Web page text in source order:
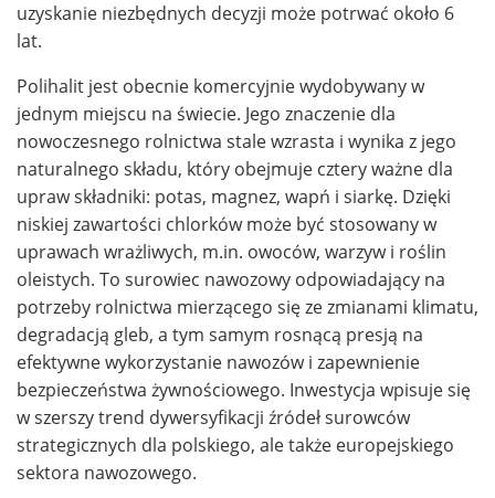
uzyskanie niezbędnych decyzji może potrwać około 6
lat.
Polihalit jest obecnie komercyjnie wydobywany w
jednym miejscu na świecie. Jego znaczenie dla
nowoczesnego rolnictwa stale wzrasta i wynika z jego
naturalnego składu, który obejmuje cztery ważne dla
upraw składniki: potas, magnez, wapń i siarkę. Dzięki
niskiej zawartości chlorków może być stosowany w
uprawach wrażliwych, m.in. owoców, warzyw i roślin
oleistych. To surowiec nawozowy odpowiadający na
potrzeby rolnictwa mierzącego się ze zmianami klimatu,
degradacją gleb, a tym samym rosnącą presją na
efektywne wykorzystanie nawozów i zapewnienie
bezpieczeństwa żywnościowego. Inwestycja wpisuje się
w szerszy trend dywersyfikacji źródeł surowców
strategicznych dla polskiego, ale także europejskiego
sektora nawozowego.